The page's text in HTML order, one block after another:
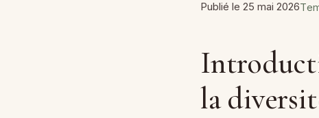
Publié le 25 mai 2026
la